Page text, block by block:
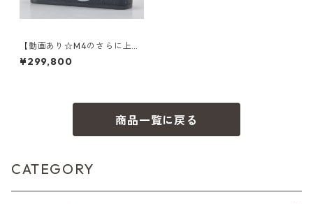
【動画あり☆M4のさらに上
へ】Leica M4-P ブラックボデ
ィ 整備済 ライカ (52869)
¥299,800
商品一覧に戻る
CATEGORY